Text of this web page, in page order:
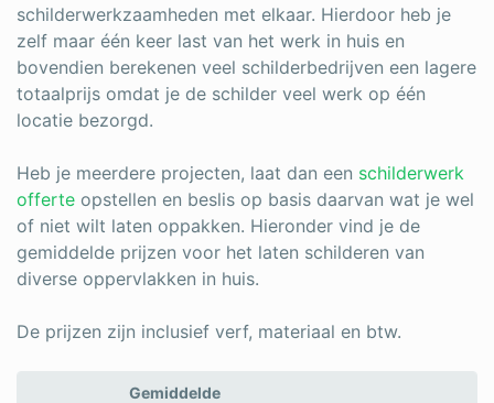
schilderwerkzaamheden met elkaar. Hierdoor heb je
zelf maar één keer last van het werk in huis en
bovendien berekenen veel schilderbedrijven een lagere
totaalprijs omdat je de schilder veel werk op één
locatie bezorgd.
Heb je meerdere projecten, laat dan een schilderwerk
offerte opstellen en beslis op basis daarvan wat je wel
of niet wilt laten oppakken. Hieronder vind je de
gemiddelde prijzen voor het laten schilderen van
diverse oppervlakken in huis.
De prijzen zijn inclusief verf, materiaal en btw.
Gemiddelde